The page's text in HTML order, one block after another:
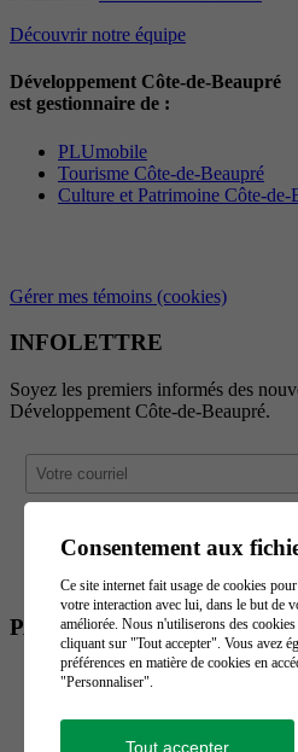
Découvrir notre équipe
Développement Côte-de-Beaupré
est gestionnaire de :
PLUmobile
Tourisme Côte-de-Beaupré
Culture et Patrimoine Côte-de-
Gérer mes témoins (cookies)
INFOLETTRE
Soyez les premiers informés des
Développement Côte-de-Beaupré.
PARTENAIRES
Consentement aux
Ce site internet fait usage de cookies
votre interaction avec lui, dans le but de
améliorée. Nous n'utiliserons des
cliquant sur "Tout accepter". Vous avez
préférences en matière de cookies en
"Personnaliser".
Tout accepter